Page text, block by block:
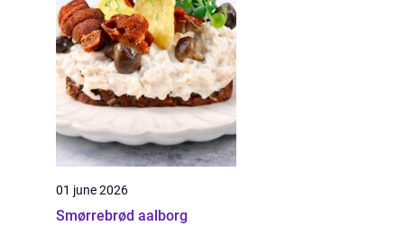
01 june 2026
Smørrebrød aalborg